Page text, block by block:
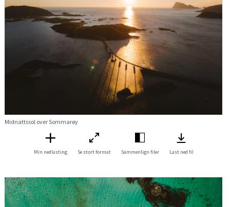
Midnattssol over Sommarøy
Min nedlasting Se stort format Sammenlign filer Last ned fil